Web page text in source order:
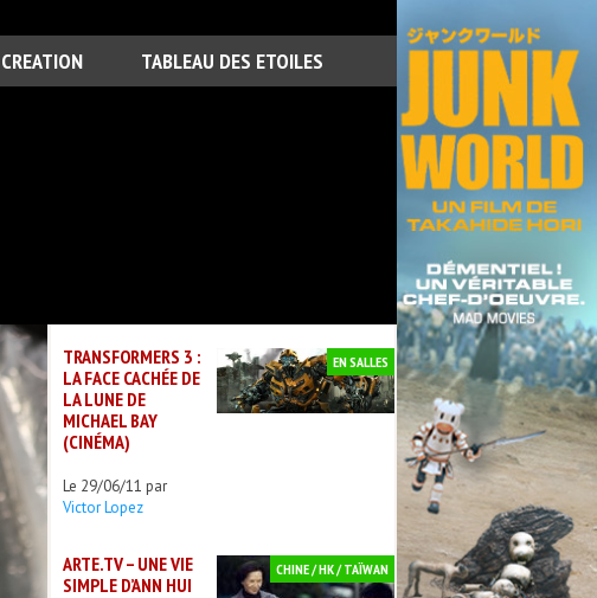
CREATION TABLEAU DES ETOILES
TRANSFORMERS 3 :
LA FACE CACHÉE DE
LA LUNE DE
MICHAEL BAY
(CINÉMA)
Le 29/06/11 par
Victor Lopez
EN SALLES
ARTE.TV – UNE VIE
SIMPLE D’ANN HUI
CHINE / HK / TAÏWAN